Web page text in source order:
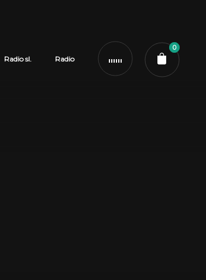
Radio sl. Radio
0